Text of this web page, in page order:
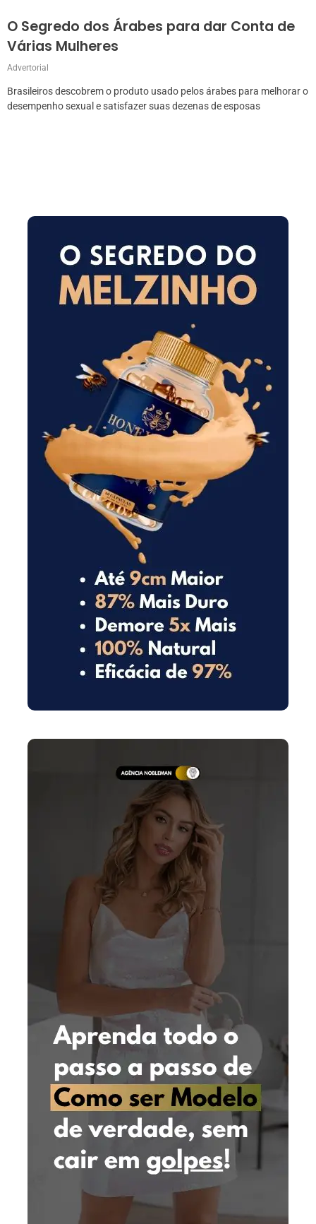
O Segredo dos Árabes para dar Conta de
Várias Mulheres
Advertorial
Brasileiros descobrem o produto usado pelos árabes para melhorar o
desempenho sexual e satisfazer suas dezenas de esposas